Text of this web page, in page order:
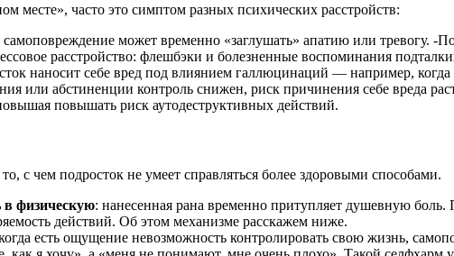
месте», часто это симптом разных психических расстройств:
может временно «заглушать» апатию или тревогу. -
расстройство: флешбэки и болезненные воспоминания
наносит себе вред под влиянием галлюцинаций — например,
или абстиненции контроль снижен, риск причинения себе вреда
повышать риск аутодеструктивных действий.
с чем подросток не умеет справляться более здоровыми способами.
физическую: нанесенная рана временно притупляет душевную
действий. Об этом механизме расскажем ниже.
есть ощущение невозможность контролировать свою жизнь,